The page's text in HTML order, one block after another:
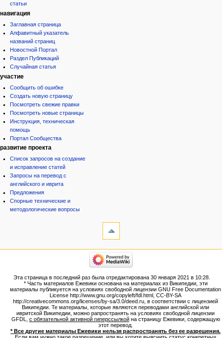
статьи
навигация
Заглавная страница
Алфавитный указатель
названий страниц
Новостной Портал
Раздел Публикаций
Случайная статья
участие
Сообщить об ошибке
Создать новую страницу
Посмотреть свежие правки
Посмотреть новые страницы
Инструкция, техническая
помощь
Портал Сообщества
развитие проекта
Список запросов на создание
и исправление статей
Запросы на перевод с
английского и иврита
Предложения
Спорные технические и
методологические вопросы
Версия
для
Постоянная
ссылка
Сведения
о странице
категории
Народ
Проекты
Проекты/Участники/
дополнения
Публикации:Авторы
Публикации:Статьи по типу
Темы
ежевиковый куст
Эта страница в последний раз была отредактирована 30 января 2021 в 10:28.
* Часть материалов Ежевики основана на материалах из Википедии, эти
материалы публикуется на условиях свободной лицензии GNU Free Documentation
License http://www.gnu.org/copyleft/fdl.html, CC-BY-SA
http://creativecommons.org/licenses/by-sa/3.0/deed.ru, в соответствии с лицензией
Википедии. Те материалы, которые являются переводами английской или
ивритской Википедии, можно рапространять на условиях свободной лицензии
GFDL, с обязательной активной гиперссылкойна страницу Ежевики, содержащую
этот перевод.
* Все другие материалы Ежевики нельзя распространять без ее разрешения.